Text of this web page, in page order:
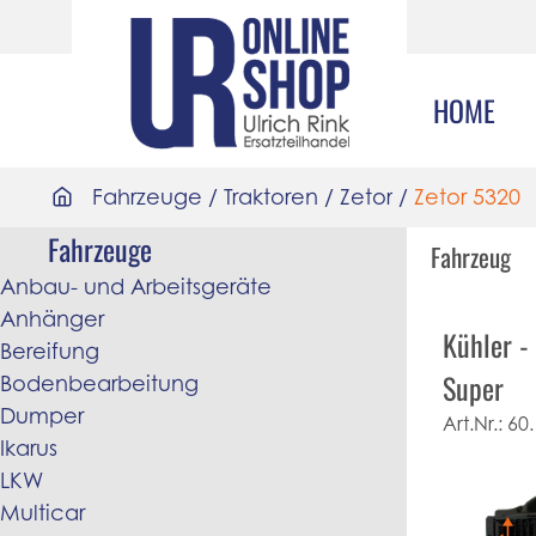
HOME
Fahrzeuge /Traktoren / Zetor / Zetor 5320
Fahrzeuge
Anbau- und Arbeitsgeräte
Anhänger
Bereifung
Bodenbearbeitung
Dumper
Ikarus
LKW
Multicar
Fahrzeug
Kühler
Super
Art.Nr.: